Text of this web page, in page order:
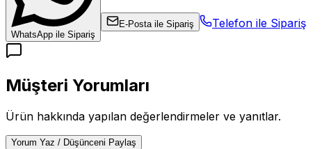
WhatsApp ile Sipariş
E-Posta ile Sipariş Telefon ile Sipariş
Müşteri Yorumları
Ürün hakkında yapılan değerlendirmeler ve yanıtlar.
Yorum Yaz / Düşünceni Paylaş